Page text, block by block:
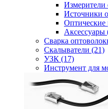
Измерители
Источники
Оптические
Аксессуары
Сварка
Скалыватели (21)
УЗК (17)
Инструмент для